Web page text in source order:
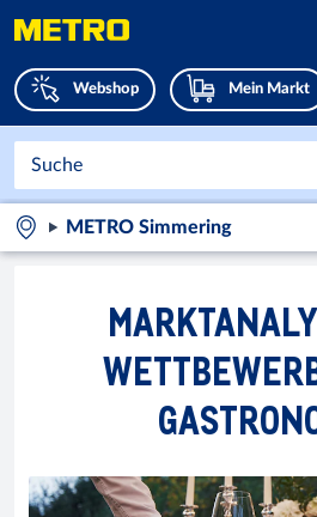
Webshop Mein Markt
METRO Simmering